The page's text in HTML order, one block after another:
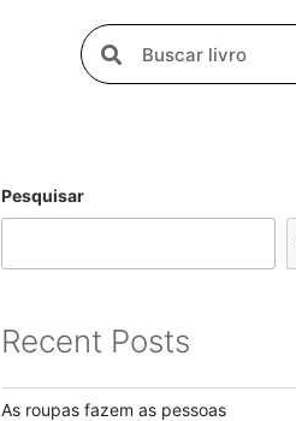
Pesquisar
Recent Posts
As roupas fazem as pessoas